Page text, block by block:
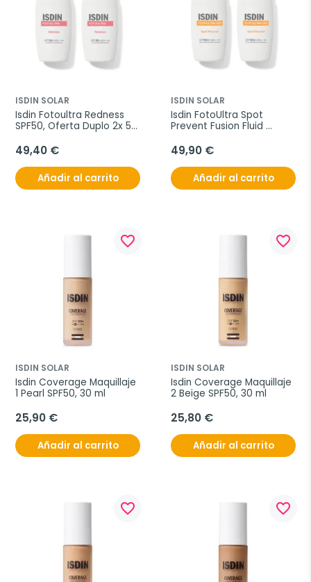
ISDIN SOLAR
Isdin Fotoultra Redness
SPF50, Oferta Duplo 2x 50
49,40 €
Añadir al carrito
ISDIN SOLAR
Isdin FotoUltra Spot
Prevent Fusion Fluid
50 ml
49,90 €
Añadir al carrito
favorite_border
ISDIN SOLAR
Isdin Coverage Maquillaje
1 Pearl SPF50, 30 ml
25,90 €
Añadir al carrito
favorite_border
ISDIN SOLAR
Isdin Coverage Maquillaje
2 Beige SPF50, 30 ml
25,80 €
Añadir al carrito
favorite_border favorite_border